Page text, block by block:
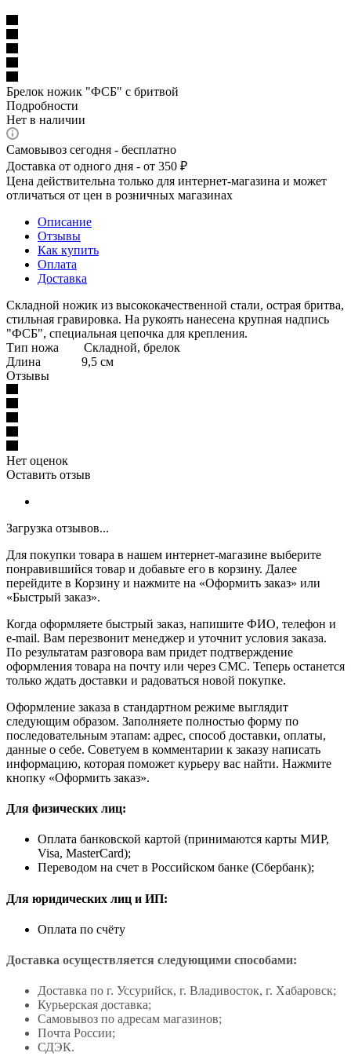
Брелок ножик "ФСБ" с бритвой
Подробности
Нет в наличии
Самовывоз сегодня - бесплатно
Доставка от одного дня - от 350 ₽
Цена действительна только для интернет-магазина и может
отличаться от цен в розничных магазинах
Описание
Отзывы
Как купить
Оплата
Доставка
Складной ножик из высококачественной стали, острая бритва,
стильная гравировка. На рукоять нанесена крупная надпись
"ФСБ", специальная цепочка для крепления.
Тип ножа Складной, брелок
Длина 9,5 см
Отзывы
Нет оценок
Оставить отзыв
Загрузка отзывов...
Для покупки товара в нашем интернет-магазине выберите
понравившийся товар и добавьте его в корзину. Далее
перейдите в Корзину и нажмите на «Оформить заказ» или
«Быстрый заказ».
Когда оформляете быстрый заказ, напишите ФИО, телефон и
e-mail. Вам перезвонит менеджер и уточнит условия заказа.
По результатам разговора вам придет подтверждение
оформления товара на почту или через СМС. Теперь останется
только ждать доставки и радоваться новой покупке.
Оформление заказа в стандартном режиме выглядит
следующим образом. Заполняете полностью форму по
последовательным этапам: адрес, способ доставки, оплаты,
данные о себе. Советуем в комментарии к заказу написать
информацию, которая поможет курьеру вас найти. Нажмите
кнопку «Оформить заказ».
Для физических лиц:
Оплата банковской картой (принимаются карты МИР,
Visa, MasterCard);
Переводом на счет в Российском банке (Сбербанк);
Для юридических лиц и ИП:
Оплата по счёту
Доставка осуществляется следующими способами:
Доставка по г. Уссурийск, г. Владивосток, г. Хабаровск;
Курьерская доставка;
Самовывоз по адресам магазинов;
Почта России;
СДЭК.